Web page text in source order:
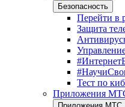
Безопасность
Перейти в
Защита
Тест по
Приложения